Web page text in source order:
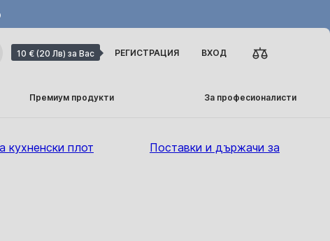
10 € (20 Лв) за Вас РЕГИСТРАЦИЯ ВХОД
Премиум продукти За професионалисти
кухненски плот
Поставки и държачи за